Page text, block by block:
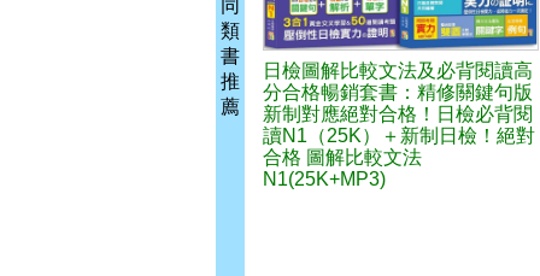
同
類
書
推
薦
日檢圖解比較文法及必背閱讀高
分合格暢銷套書：精修關鍵句版
新制對應絕對合格！日檢必背閱
讀N1（25K）＋新制日檢！絕對
合格 圖解比較文法
N1(25K+MP3)